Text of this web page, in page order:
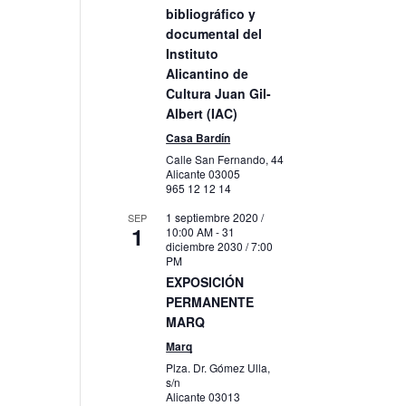
bibliográfico y
documental del
Instituto
Alicantino de
Cultura Juan Gil-
Albert (IAC)
Casa Bardín
Calle San Fernando, 44
Alicante03005
965 12 12 14
SEP
1
1 septiembre 2020 /
10:00 AM-31
diciembre 2030 / 7:00
PM
EXPOSICIÓN
PERMANENTE
MARQ
Marq
Plza. Dr. Gómez Ulla,
s/n
Alicante03013